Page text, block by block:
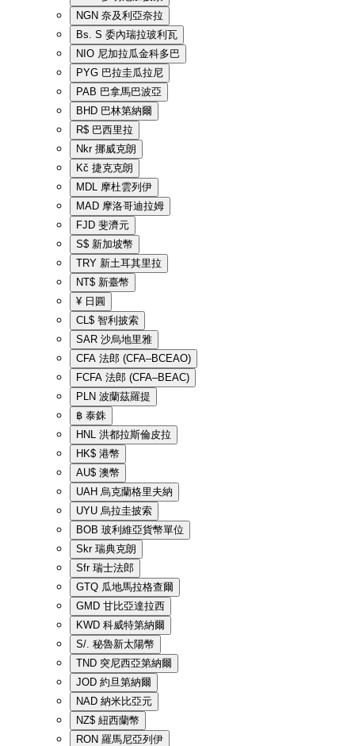
NGN 奈及利亞奈拉
Bs. S 委內瑞拉玻利瓦
NIO 尼加拉瓜金科多巴
PYG 巴拉圭瓜拉尼
PAB 巴拿馬巴波亞
BHD 巴林第納爾
R$ 巴西里拉
Nkr 挪威克朗
Kč 捷克克朗
MDL 摩杜雲列伊
MAD 摩洛哥迪拉姆
FJD 斐濟元
S$ 新加坡幣
TRY 新土耳其里拉
NT$ 新臺幣
¥ 日圓
CL$ 智利披索
SAR 沙烏地里雅
CFA 法郎 (CFA–BCEAO)
FCFA 法郎 (CFA–BEAC)
PLN 波蘭茲羅提
฿ 泰銖
HNL 洪都拉斯倫皮拉
HK$ 港幣
AU$ 澳幣
UAH 烏克蘭格里夫納
UYU 烏拉圭披索
BOB 玻利維亞貨幣單位
Skr 瑞典克朗
Sfr 瑞士法郎
GTQ 瓜地馬拉格查爾
GMD 甘比亞達拉西
KWD 科威特第納爾
S/. 秘魯新太陽幣
TND 突尼西亞第納爾
JOD 約旦第納爾
NAD 納米比亞元
NZ$ 紐西蘭幣
RON 羅馬尼亞列伊